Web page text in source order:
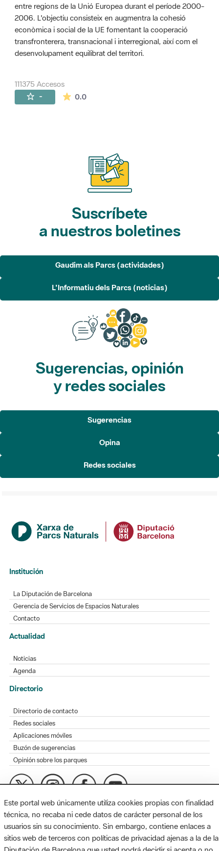
entre regions de la Unió Europea durant el període 2000-
2006. L'objectiu consisteix en augmentra la cohesió
econòmica i social de la UE fomentant la cooperació
transfronterera, transnacional i interregional, així com el
desenvolupament equilibrat del territori.
111375 Accesos
- 0.0La valoración media es de 0 estrellas de
Suscríbete
a nuestros boletines
Gaudim als Parcs (actividades)
L'Informatiu dels Parcs (noticias)
Sugerencias, opinión
y redes sociales
Sugerencias
Opina
Redes sociales
Institución
La Diputación de Barcelona
Gerencia de Servicios de Espacios Naturales
Contacto
Actualidad
Noticias
Agenda
Directorio
Directorio de contacto
Redes sociales
Aplicaciones móviles
Buzón de sugerencias
Opinión sobre los parques
MAPA WEB AVISO LEGAL ACCESIBILIDAD
Diputación de Barcelona. Edifici Llacuna, 1a planta. Badajoz, 49.
08005 Barcelona. Tel. 934 022 428 / xarxaparcs@diba.cat
Este portal web únicamente utiliza cookies propias con finalidad
técnica, no recaba ni cede datos de carácter personal de los
usuarios sin su conocimiento. Sin embargo, contiene enlaces a
sitios web de terceros con políticas de privacidad ajenas a la de la